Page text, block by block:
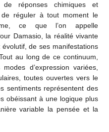
réponses chimiques et
réguler à tout moment le
ce que l’on appelle
Damasio, la réalité vivante
de ses manifestations
au long de ce continuum,
d’expression variées,
toutes ouvertes vers le
sentiments représentent des
obéissant à une logique plus
variable la pensée et la